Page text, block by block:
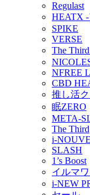
Regulast
HEATX
SPIKE
VERSE
The
NFREE
CBD
推し活
眠ZERO
META-
The Third
i-NOUVE
SLASH
1’s Boost
イルマ
i-NEW